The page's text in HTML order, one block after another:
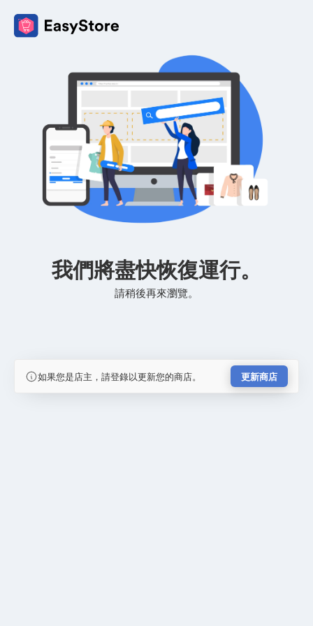
我們將盡快恢復運行。
請稍後再來瀏覽。
如果您是店主，請登錄以更新您的商店。 更新商店